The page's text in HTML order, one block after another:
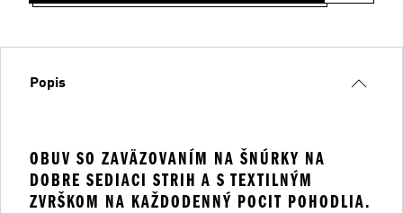
Popis
OBUV SO ZAVÄZOVANÍM NA ŠNÚRKY NA
DOBRE SEDIACI STRIH A S TEXTILNÝM
ZVRŠKOM NA KAŽDODENNÝ POCIT POHODLIA.